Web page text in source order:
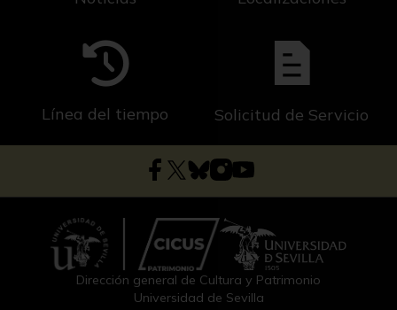
Línea del tiempo Solicitud de Servicio
Dirección general de Cultura y Patrimonio
Universidad de Sevilla